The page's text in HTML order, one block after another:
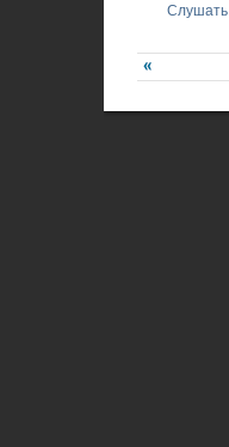
Слушать